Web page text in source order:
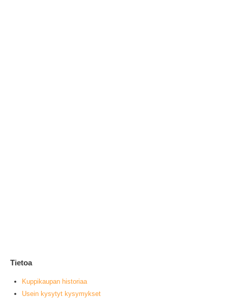
Tietoa
Kuppikaupan historiaa
Usein kysytyt kysymykset